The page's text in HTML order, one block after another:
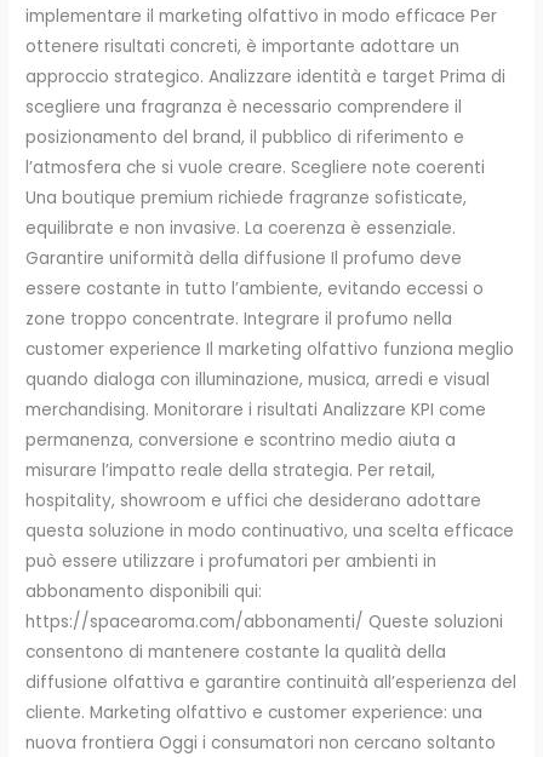
implementare il marketing olfattivo in modo efficace Per
ottenere risultati concreti, è importante adottare un
approccio strategico. Analizzare identità e target Prima di
scegliere una fragranza è necessario comprendere il
posizionamento del brand, il pubblico di riferimento e
l’atmosfera che si vuole creare. Scegliere note coerenti
Una boutique premium richiede fragranze sofisticate,
equilibrate e non invasive. La coerenza è essenziale.
Garantire uniformità della diffusione Il profumo deve
essere costante in tutto l’ambiente, evitando eccessi o
zone troppo concentrate. Integrare il profumo nella
customer experience Il marketing olfattivo funziona meglio
quando dialoga con illuminazione, musica, arredi e visual
merchandising. Monitorare i risultati Analizzare KPI come
permanenza, conversione e scontrino medio aiuta a
misurare l’impatto reale della strategia. Per retail,
hospitality, showroom e uffici che desiderano adottare
questa soluzione in modo continuativo, una scelta efficace
può essere utilizzare i profumatori per ambienti in
abbonamento disponibili qui:
https://spacearoma.com/abbonamenti/ Queste soluzioni
consentono di mantenere costante la qualità della
diffusione olfattiva e garantire continuità all’esperienza del
cliente. Marketing olfattivo e customer experience: una
nuova frontiera Oggi i consumatori non cercano soltanto